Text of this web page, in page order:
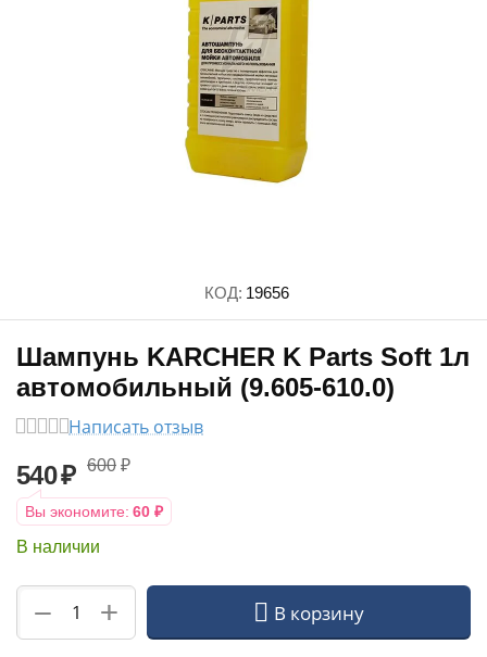
КОД: 19656
Шампунь KARCHER K Parts Soft 1л
автомобильный (9.605-610.0)
Написать отзыв
540₽ 600 ₽
Вы экономите: 60 ₽
В наличии
+
− В корзину